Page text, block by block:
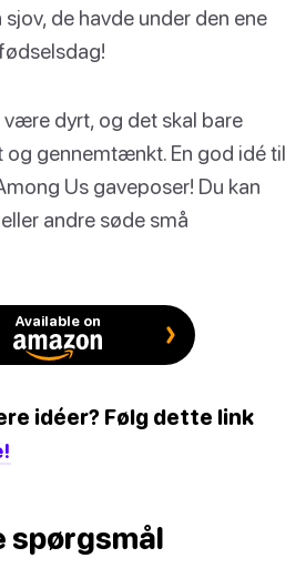
de havde under den ene
dyrt, og det skal bare
gennemtænkt. En god idé til
Us gaveposer! Du kan
andre søde små
Available on
idéer? Følg dette link
spørgsmål